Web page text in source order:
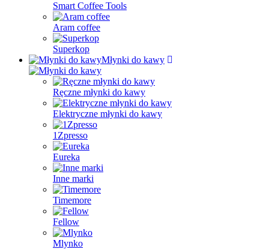
Smart Coffee Tools
Aram coffee
Superkop
Młynki do kawy
Ręczne młynki do kawy
Elektryczne młynki do kawy
1Zpresso
Eureka
Inne marki
Timemore
Fellow
Mlynko